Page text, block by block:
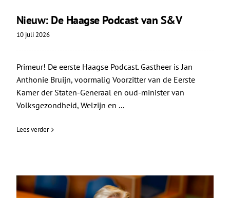
Nieuw: De Haagse Podcast van S&V
10 juli 2026
Primeur! De eerste Haagse Podcast. Gastheer is Jan
Anthonie Bruijn, voormalig Voorzitter van de Eerste
Kamer der Staten-Generaal en oud-minister van
Volksgezondheid, Welzijn en ...
Lees verder